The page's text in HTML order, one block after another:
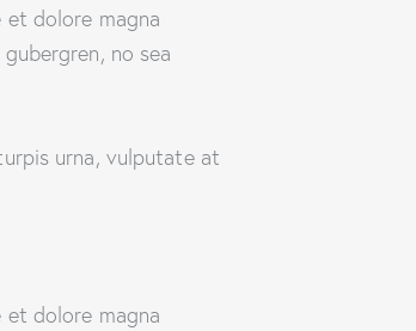
dolore magna
no sea
urna, vulputate at
dolore magna